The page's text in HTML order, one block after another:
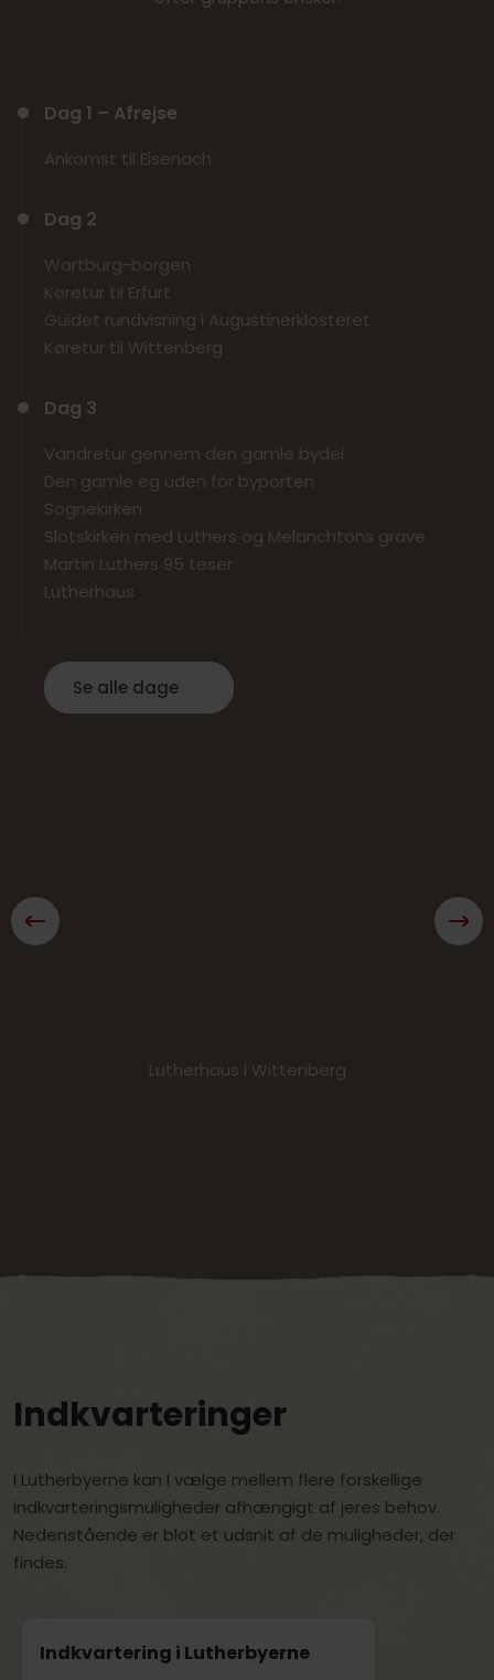
Dag 1 – Afrejse
Ankomst til Eisenach
Dag 2
Wartburg-borgen
Køretur til Erfurt
Guidet rundvisning i Augustinerklosteret
Køretur til Wittenberg
Dag 3
Vandretur gennem den gamle bydel
Den gamle eg uden for byporten
Sognekirken
Slotskirken med Luthers og Melanchtons grave
Martin Luthers 95 teser
Lutherhaus
Hundertwasserschule
Se alle dage
Lutherhaus i Wittenberg
Indkvarteringer
I Lutherbyerne kan I vælge mellem flere forskellige
indkvarteringsmuligheder afhængigt af jeres behov.
Nedenstående er blot et udsnit af de muligheder, der
findes.
Indkvartering i Lutherbyerne